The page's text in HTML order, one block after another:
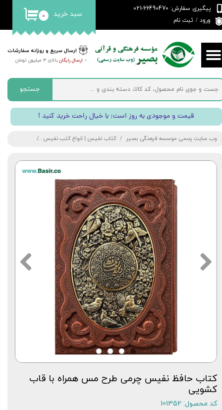
ارسال سریع و روزانه سفارشات
> ارسال رایگانبالای 3 میلیون تومان
پیگیری سفارش: 66490470-021
ورود / ثبت نام
حساب کاربری من
تغییر گذر واژه
سفارشات
خروج از حساب کاربری
۰ سبد خرید
جستجو
! قیمت و موجودی به روز است; با خیال راحت خرید کنید
وب سایت رسمی موسسه فرهنگی بصیر کتاب نفیس | انواع کتب نفیس
کتاب حافظ نفیس چرمی طرح مس همراه با قاب
کشویی
کد محصول: 101352